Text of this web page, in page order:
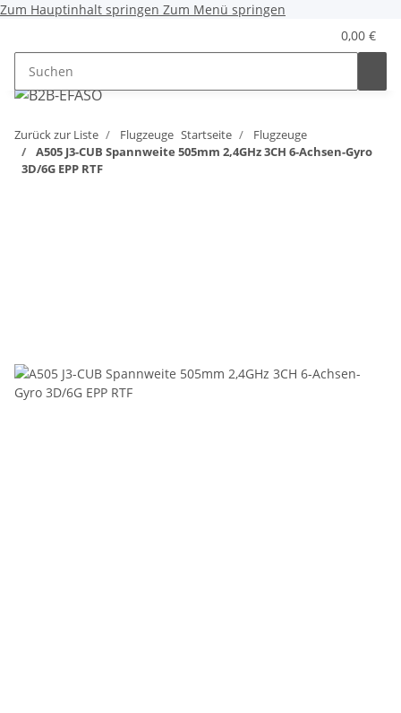
Zum Hauptinhalt springen Zum Menü springen
0,00 €
Zurück zur Liste Flugzeuge Startseite
Flugzeuge
A505 J3-CUB Spannweite 505mm 2,4GHz 3CH 6-Achsen-Gyro
3D/6G EPP RTF